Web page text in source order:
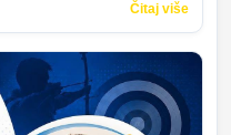
Čitaj više